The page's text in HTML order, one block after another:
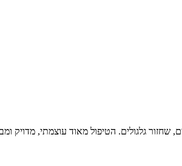
גלגולים. הטיפול מאוד עוצמתי, מדויק